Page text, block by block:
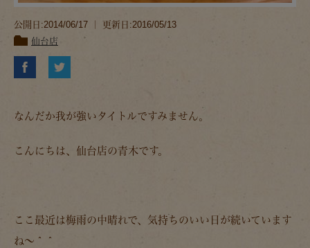
公開日:2014/06/17 ｜ 更新日:2016/05/13
仙台店
なんだか我が強いタイトルですみません。
こんにちは、仙台店の青木です。
ここ最近は梅雨の中晴れで、気持ちのいい日が続いています
ね～＾＾